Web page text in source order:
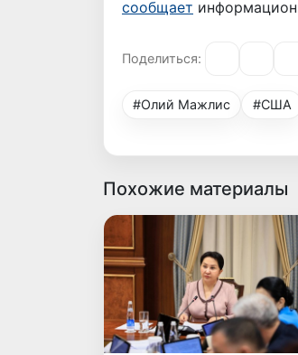
сообщает
Поделиться:
#Олий Мажлис #США
Похожие материалы